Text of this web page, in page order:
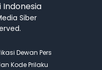
Indonesia
Siber
Dewan Pers
Kode Prilaku